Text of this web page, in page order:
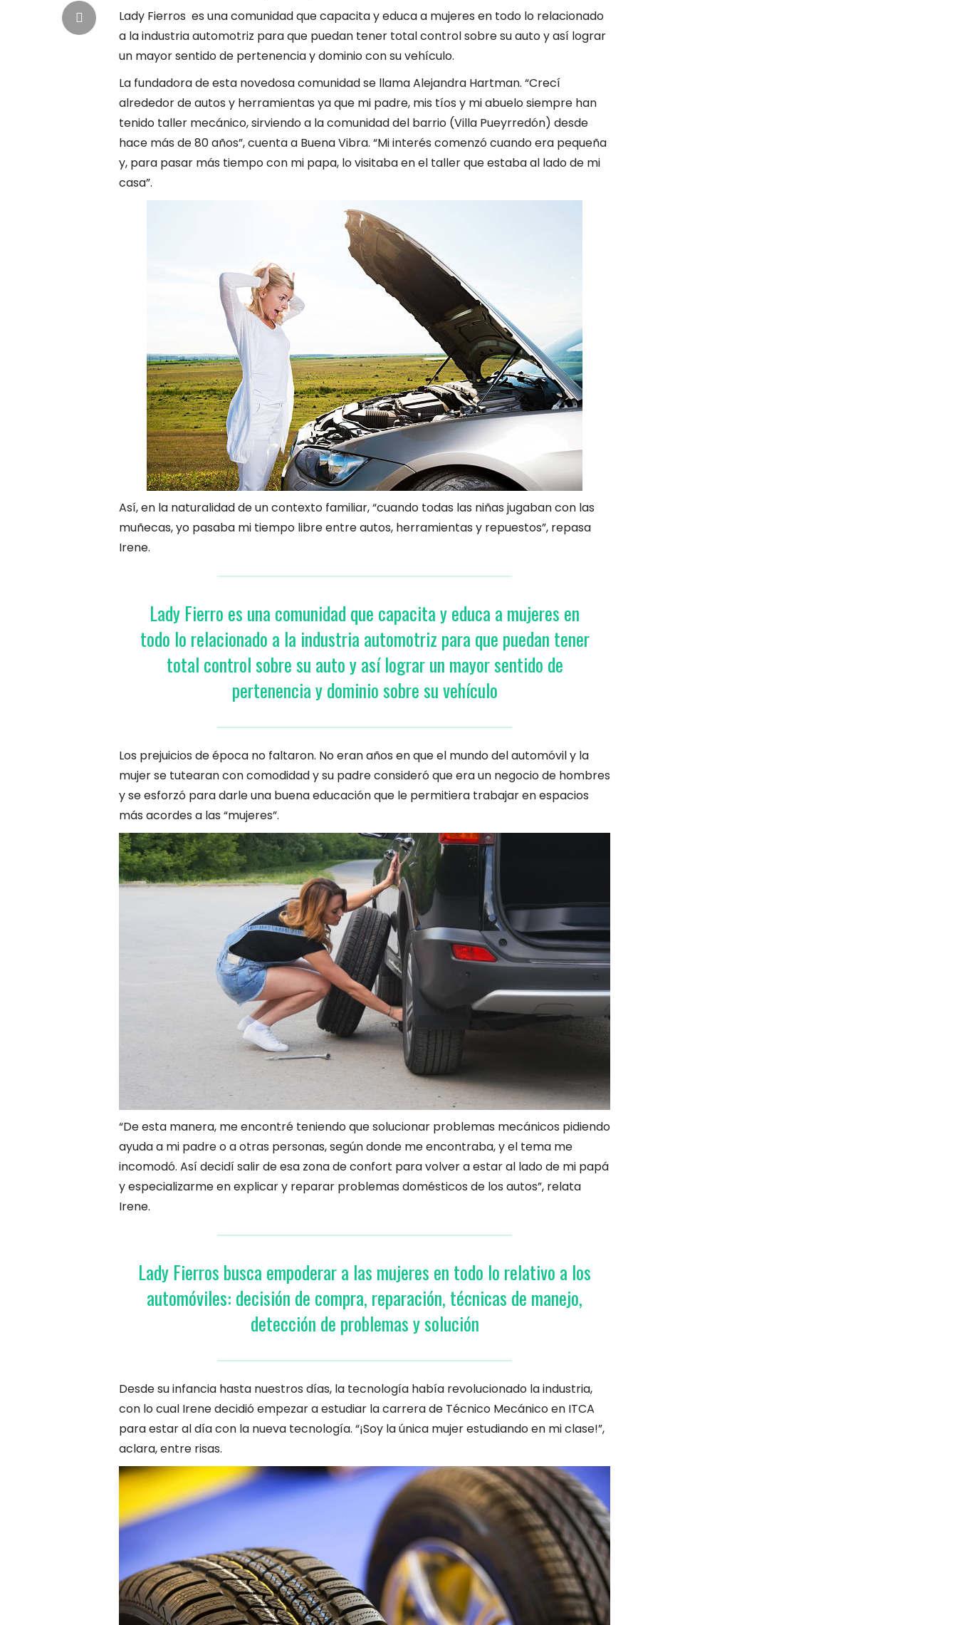
Lady Fierros es una comunidad que capacita y educa a mujeres en todo lo relacionado
a la industria automotriz para que puedan tener total control sobre su auto y así lograr
un mayor sentido de pertenencia y dominio con su vehículo.
La fundadora de esta novedosa comunidad se llama Alejandra Hartman. “Crecí
alrededor de autos y herramientas ya que mi padre, mis tíos y mi abuelo siempre han
tenido taller mecánico, sirviendo a la comunidad del barrio (Villa Pueyrredón) desde
hace más de 80 años”, cuenta a Buena Vibra. “Mi interés comenzó cuando era pequeña
y, para pasar más tiempo con mi papa, lo visitaba en el taller que estaba al lado de mi
casa”.
Así, en la naturalidad de un contexto familiar, “cuando todas las niñas jugaban con las
muñecas, yo pasaba mi tiempo libre entre autos, herramientas y repuestos”, repasa
Irene.
Lady Fierro es una comunidad que capacita y educa a mujeres en
todo lo relacionado a la industria automotriz para que puedan tener
total control sobre su auto y así lograr un mayor sentido de
pertenencia y dominio sobre su vehículo
Los prejuicios de época no faltaron. No eran años en que el mundo del automóvil y la
mujer se tutearan con comodidad y su padre consideró que era un negocio de hombres
y se esforzó para darle una buena educación que le permitiera trabajar en espacios
más acordes a las “mujeres”.
“De esta manera, me encontré teniendo que solucionar problemas mecánicos pidiendo
ayuda a mi padre o a otras personas, según donde me encontraba, y el tema me
incomodó. Así decidí salir de esa zona de confort para volver a estar al lado de mi papá
y especializarme en explicar y reparar problemas domésticos de los autos”, relata
Irene.
Lady Fierros busca empoderar a las mujeres en todo lo relativo a los
automóviles: decisión de compra, reparación, técnicas de manejo,
detección de problemas y solución
Desde su infancia hasta nuestros días, la tecnología había revolucionado la industria,
con lo cual Irene decidió empezar a estudiar la carrera de Técnico Mecánico en ITCA
para estar al día con la nueva tecnología. “¡Soy la única mujer estudiando en mi clase!”,
aclara, entre risas.